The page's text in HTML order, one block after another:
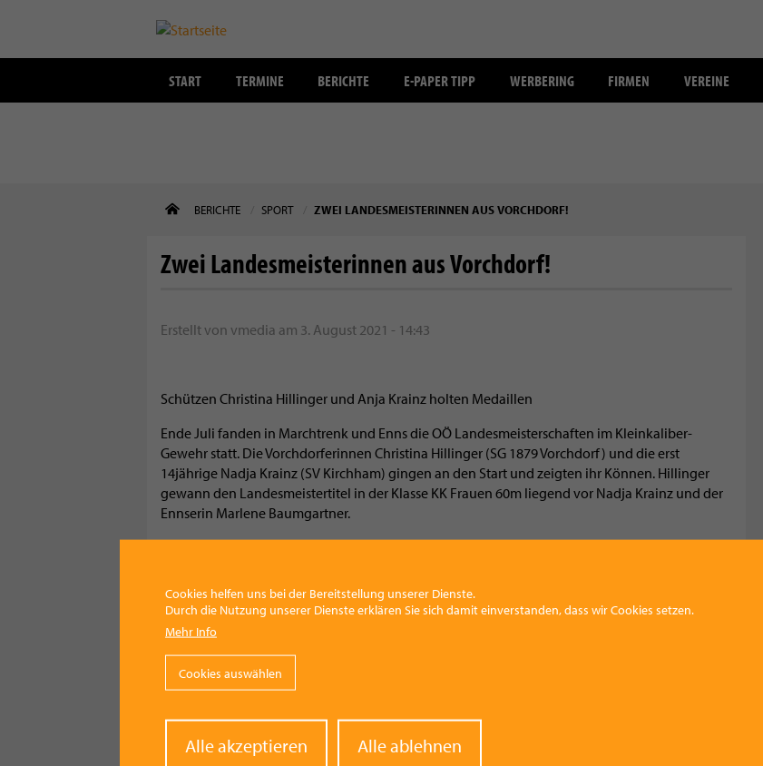
START TERMINE BERICHTE E-PAPER TIPP WERBERING FIRMEN VEREINE
BERICHTE SPORT ZWEI LANDESMEISTERINNEN AUS VORCHDORF!
Zwei Landesmeisterinnen aus Vorchdorf!
Erstellt von vmedia am 3. August 2021 - 14:43
Schützen Christina Hillinger und Anja Krainz holten Medaillen
Ende Juli fanden in Marchtrenk und Enns die OÖ Landesmeisterschaften im Kleinkaliber-
Gewehr statt. Die Vorchdorferinnen Christina Hillinger (SG 1879 Vorchdorf) und die erst
14jährige Nadja Krainz (SV Kirchham) gingen an den Start und zeigten ihr Können. Hillinger
gewann den Landesmeistertitel in der Klasse KK Frauen 60m liegend vor Nadja Krainz und der
Ennserin Marlene Baumgartner.
Klasse, Bronze ging an Hillinger. Anja Krainz, ebenso eine erfolgreiche Schützin aus Vorchdorf
konnte auf Grund einer Verletzung heuer nicht an den Landesmeisterschaften teilnehmen.
EM-Erfahrung in Kroatien
Bereits im Mai durften die Krainz-Schwestern internationale Wettbewerbsluft schnuppern. Im
kroatischen Osijek fand die EM statt und die beiden Vorchdorferinnen gingen mit dem
Österreichischen Juniorenkader an den Start. Nadja kämpfte mit ihren Teamkolleginnen im
kleinen Finale für Luftgewehr „Team Juniorinnen“ um Bronze, das jedoch knapp an die
ungarischen Rivalen ging. Anja Krainz verbuchte im KK Bewerb 3x40 ihre persönliche
Cookies helfen uns bei der Bereitstellung unserer Dienste.
Durch die Nutzung unserer Dienste erklären Sie sich damit einverstanden, dass wir Cookies setzen.
Mehr Info
Cookies auswählen
Alle akzeptieren
Withdraw
Alle ablehnen